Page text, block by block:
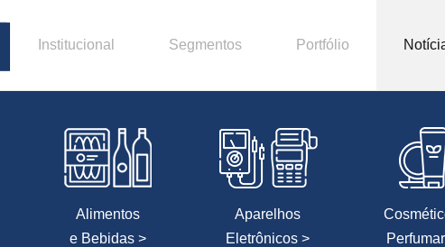
Institucional Segmentos Portfólio
Alimentos
e Bebidas >
Aparelhos
Eletrônicos >